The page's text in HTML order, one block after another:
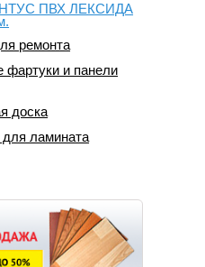
ПВХ ЛЕКСИДА
ремонта
фартуки и панели
доска
для ламината